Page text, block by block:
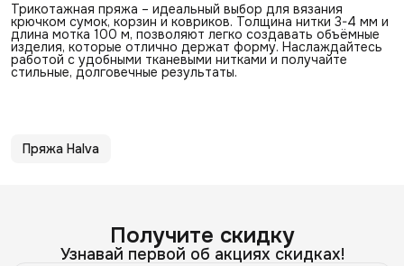
Трикотажная пряжа – идеальный выбор для вязания
крючком сумок, корзин и ковриков. Толщина нитки 3-4 мм и
длина мотка 100 м, позволяют легко создавать объёмные
изделия, которые отлично держат форму. Наслаждайтесь
работой с удобными тканевыми нитками и получайте
стильные, долговечные результаты.
Пряжа Halva
Получите скидку
Узнавай первой об акциях скидках!